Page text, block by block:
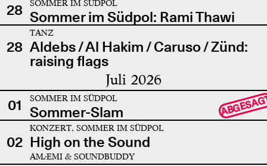
28
SOMMER IM SÜDPOL
Sommer im Südpol: Rami Thawi
28
TANZ
Aldebs / Al Hakim / Caruso / Zünd:
raising flags
Juli 2026
01 SOMMER IM SÜDPOL
Sommer-Slam
02
KONZERT, SOMMER IM SÜDPOL
High on the Sound
AMÆMI & SOUNDBUDDY